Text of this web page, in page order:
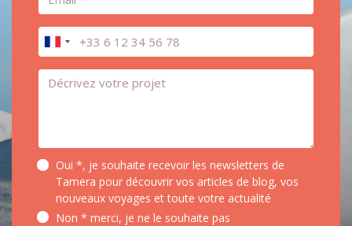
Téléphone
Message *
Oui *, je souhaite recevoir les newsletters de
Tamera pour découvrir vos articles de blog, vos
nouveaux voyages et toute votre actualité
Non * merci, je ne le souhaite pas